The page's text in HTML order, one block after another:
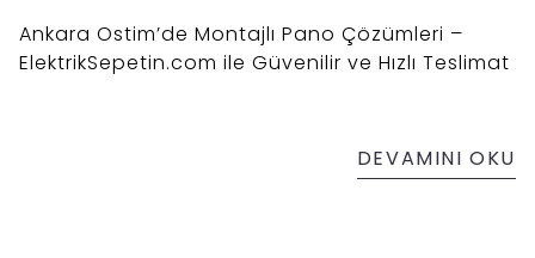
Ankara Ostim’de Montajlı Pano Çözümleri –
ElektrikSepetin.com ile Güvenilir ve Hızlı Teslimat
DEVAMINI OKU